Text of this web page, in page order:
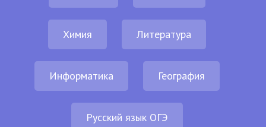
Химия Литература
Информатика География
Русский язык ОГЭ